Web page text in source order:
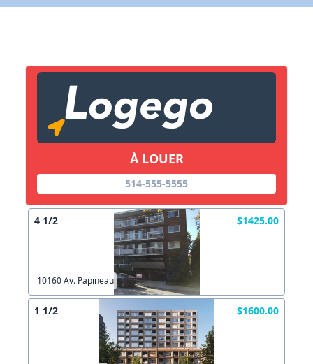
À LOUER
514-555-5555
4 1/2 $1425.00
10160 Av. Papineau
1 1/2 $1600.00
Copier lien